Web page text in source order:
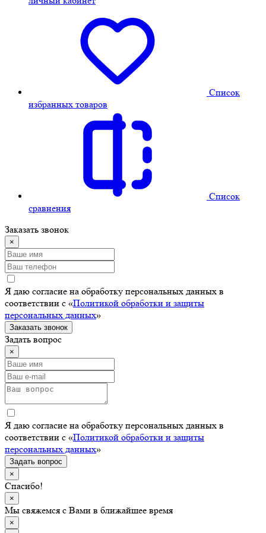
Cписок
избранных товаров
Cписок
сравнения
Заказать звонок
×
Я даю согласие на обработку персональных данных в
соответствии с «Политикой обработки и защиты
персональных данных»
Заказать звонок
Задать вопрос
×
Я даю согласие на обработку персональных данных в
соответствии с «Политикой обработки и защиты
персональных данных»
Задать вопрос
×
Спасибо!
×
Мы свяжемся с Вами в ближайшее время
×